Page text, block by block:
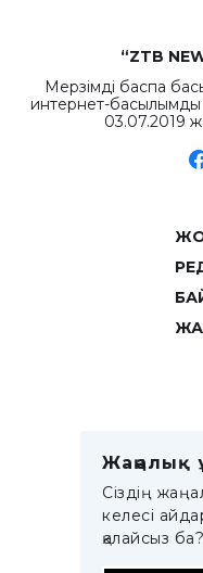
“ZTB
Мерзімді баспа
интернет-басылымды
03.07.2019
Жаңалық
Сіздің
келесі
қалайсыз ба?